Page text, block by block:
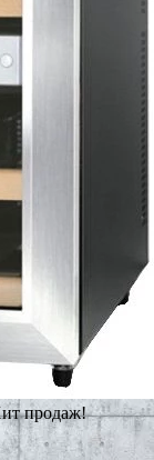
продаж!